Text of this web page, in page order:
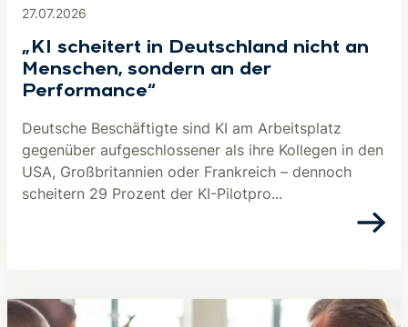
27.07.2026
„KI scheitert in Deutschland nicht an
Menschen, sondern an der
Performance“
Deutsche Beschäftigte sind KI am Arbeitsplatz
gegenüber aufgeschlossener als ihre Kollegen in den
USA, Großbritannien oder Frankreich – dennoch
scheitern 29 Prozent der KI-Pilotpro...